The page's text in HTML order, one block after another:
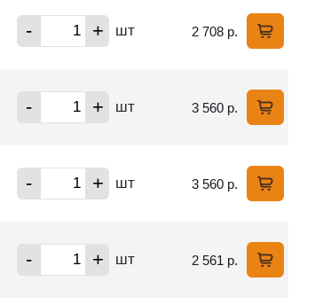
- + шт 2 708 р.
- + шт 3 560 р.
- + шт 3 560 р.
- + шт 2 561 р.